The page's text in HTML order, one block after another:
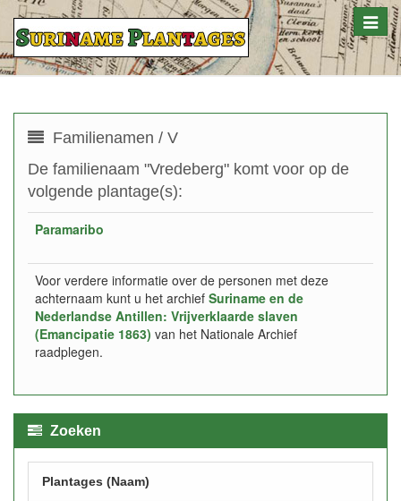
Toggle
Familienamen / V
De familienaam "Vredeberg" komt voor op de
volgende plantage(s):
Paramaribo
Voor verdere informatie over de personen met deze
achternaam kunt u het archief Suriname en de
Nederlandse Antillen: Vrijverklaarde slaven
(Emancipatie 1863) van het Nationale Archief
raadplegen.
Zoeken
Plantages (Naam)